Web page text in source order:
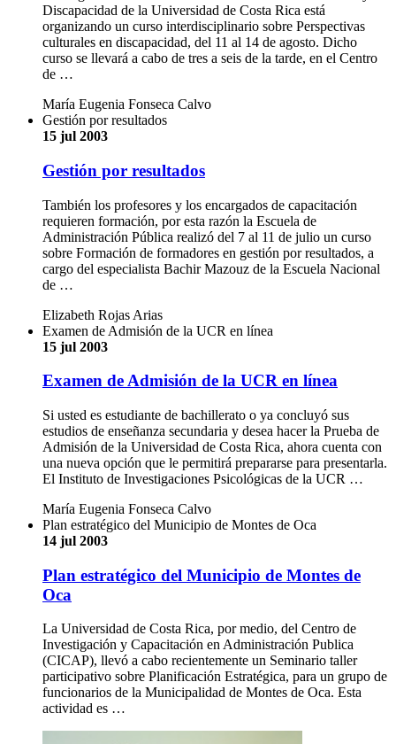
Discapacidad de la Universidad de Costa Rica está
organizando un curso interdisciplinario sobre Perspectivas
culturales en discapacidad, del 11 al 14 de agosto. Dicho
curso se llevará a cabo de tres a seis de la tarde, en el Centro
de …
María Eugenia Fonseca Calvo
Gestión por resultados
15 jul 2003
Gestión por resultados
También los profesores y los encargados de capacitación
requieren formación, por esta razón la Escuela de
Administración Pública realizó del 7 al 11 de julio un curso
sobre Formación de formadores en gestión por resultados, a
cargo del especialista Bachir Mazouz de la Escuela Nacional
de …
Elizabeth Rojas Arias
Examen de Admisión de la UCR en línea
15 jul 2003
Examen de Admisión de la UCR en línea
Si usted es estudiante de bachillerato o ya concluyó sus
estudios de enseñanza secundaria y desea hacer la Prueba de
Admisión de la Universidad de Costa Rica, ahora cuenta con
una nueva opción que le permitirá prepararse para presentarla.
El Instituto de Investigaciones Psicológicas de la UCR …
María Eugenia Fonseca Calvo
Plan estratégico del Municipio de Montes de Oca
14 jul 2003
Plan estratégico del Municipio de Montes de
Oca
La Universidad de Costa Rica, por medio, del Centro de
Investigación y Capacitación en Administración Publica
(CICAP), llevó a cabo recientemente un Seminario taller
participativo sobre Planificación Estratégica, para un grupo de
funcionarios de la Municipalidad de Montes de Oca. Esta
actividad es …